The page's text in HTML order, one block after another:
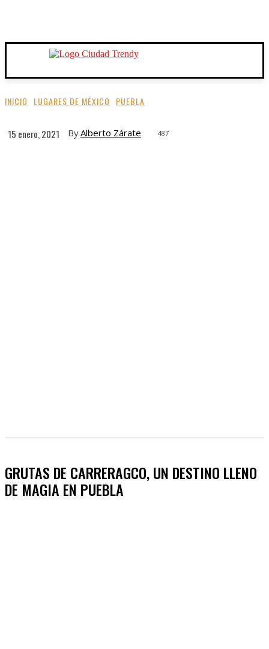
INICIO LUGARES DE MÉXICO PUEBLA
15 enero, 2021 ByAlberto Zárate 487
GRUTAS DE CARRERAGCO, UN DESTINO LLENO
DE MAGIA EN PUEBLA